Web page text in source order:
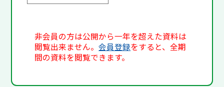
非会員の方は公開から一年を超えた資料は
閲覧出来ません。会員登録をすると、全期
間の資料を閲覧できます。